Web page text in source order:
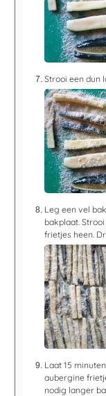
Strooi een dun
Leg een vel
bakplaat.
frietjes heen.
Laat15
aubergine
nodig langer